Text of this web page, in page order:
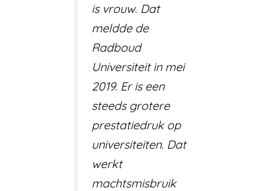
is vrouw. Dat
meldde de
Radboud
Universiteit in mei
2019. Er is een
steeds grotere
prestatiedruk op
universiteiten. Dat
werkt
machtsmisbruik